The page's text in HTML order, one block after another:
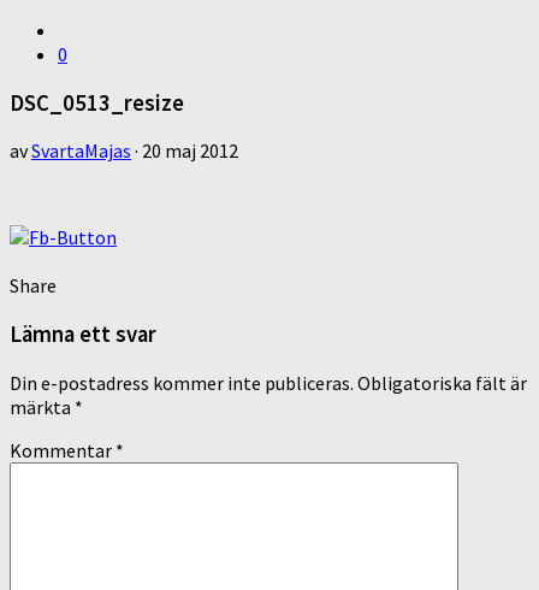
0
DSC_0513_resize
avSvartaMajas · 20 maj 2012
Share
Lämna ett svar
Din e-postadress kommer inte publiceras. Obligatoriska fält är
märkta *
Kommentar *